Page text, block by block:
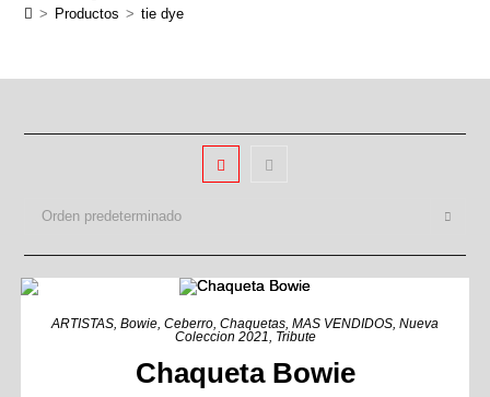
> Productos > tie dye
Orden predeterminado
ARTISTAS, Bowie, Ceberro, Chaquetas, MAS VENDIDOS, Nueva
Coleccion 2021, Tribute
Chaqueta Bowie